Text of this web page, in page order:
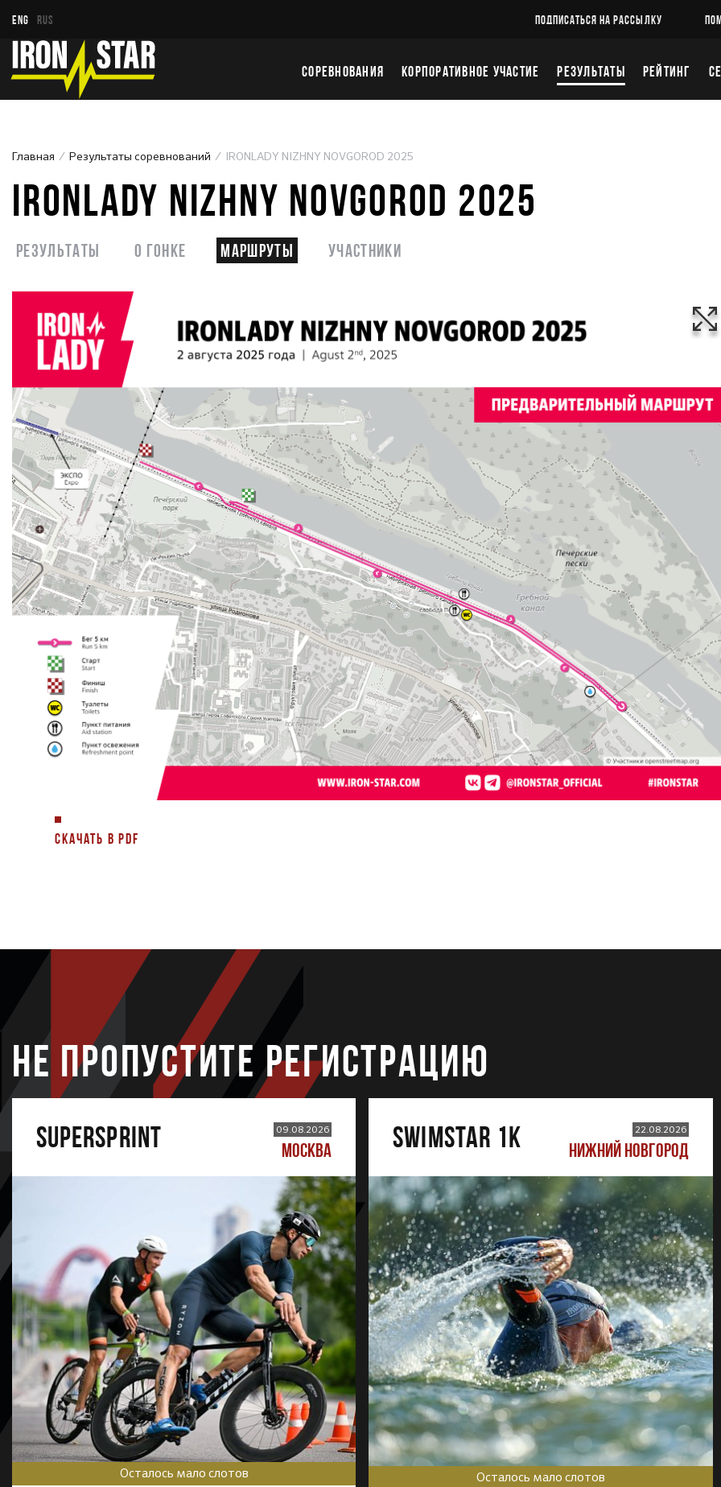
ENG RUS ПОДПИСАТЬСЯ НА РАССЫЛКУ
СОРЕВНОВАНИЯ КОРПОРАТИВНОЕ УЧАСТИЕ РЕЗУЛЬТАТЫ РЕЙТИНГ
Главная Результаты соревнований IRONLADY NIZHNY NOVGOROD 2025
IRONLADY NIZHNY NOVGOROD 2025
Результаты О гонке Маршруты Участники
СКАЧАТЬ В PDF
НЕ ПРОПУСТИТЕ РЕГИСТРАЦИЮ
SUPERSPRINT 09.08.2026
МОСКВА
Осталось мало слотов
SWIMSTAR 1K 22.08.2026
НИЖНИЙ НОВГОРОД
Осталось мало слотов